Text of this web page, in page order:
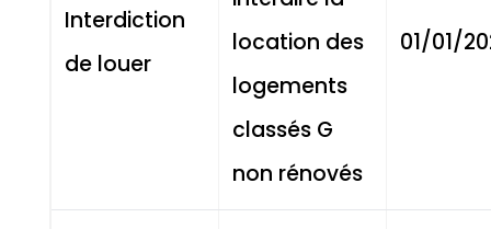
Interdiction
de louer
location des
logements
classés G
non rénovés
01/01/